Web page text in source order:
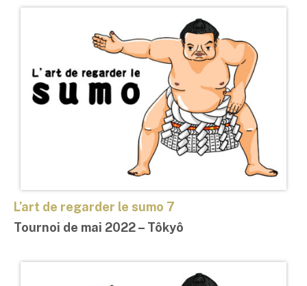
L’art de regarder le sumo 7
Tournoi de mai 2022 – Tôkyô